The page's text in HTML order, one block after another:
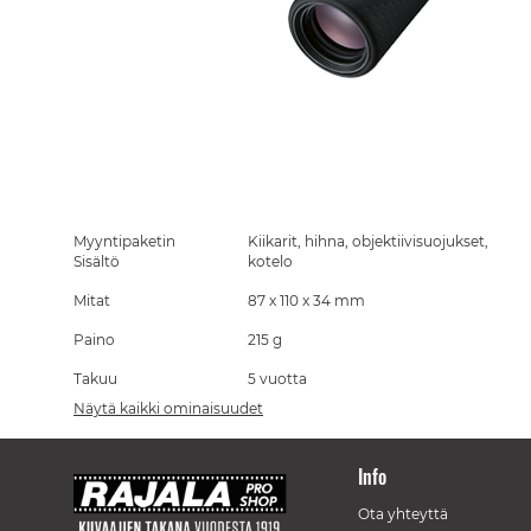
the
beginning
the
gallery
Myyntipaketin
Sisältö
Kiikarit, hihna, objektiivisuojukset,
kotelo
Mitat 87 x 110 x 34 mm
Paino 215 g
Takuu
5 vuotta
Näytä kaikki ominaisuudet
Info
Ota yhteyttä